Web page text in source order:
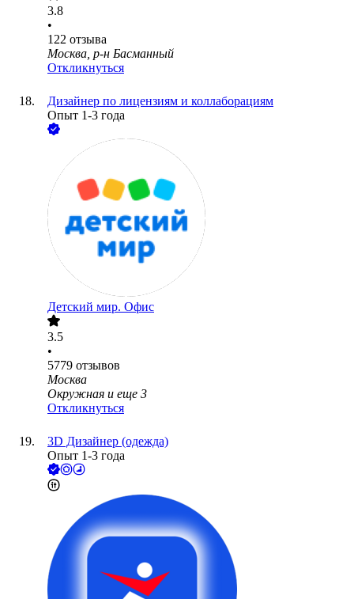
3.8
•
122 отзыва
Москва, р-н Басманный
Откликнуться
Дизайнер по лицензиям и коллаборациям
Опыт 1-3 года
Детский мир. Офис
3.5
•
5779 отзывов
Москва
Окружная и еще 3
Откликнуться
3D Дизайнер (одежда)
Опыт 1-3 года